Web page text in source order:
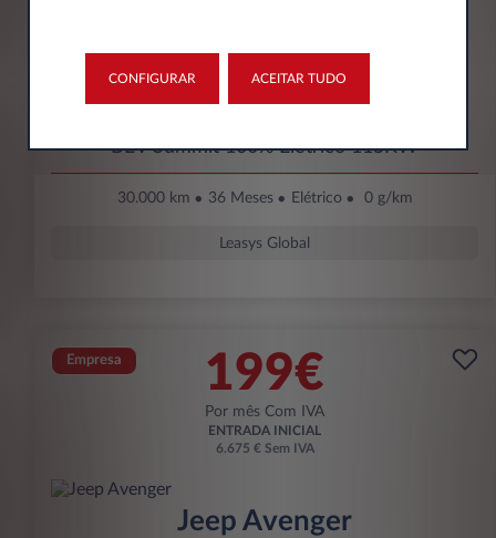
Jeep Avenger
BEV Summit 100% Elétrico 115KW
30.000 km 36 Meses Elétrico 0 g/km
Leasys Global
Empresa 199€
Por mês Com IVA
ENTRADA INICIAL
6.675 € Sem IVA
Jeep Avenger
CONFIGURAR ACEITAR TUDO